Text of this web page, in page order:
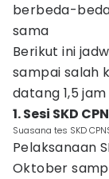
berbeda-
sama
Berikut ini
sampai salah
datang 1,5
1. Sesi SKD
Suasana tes SKD
Pelaksanaan
Oktober